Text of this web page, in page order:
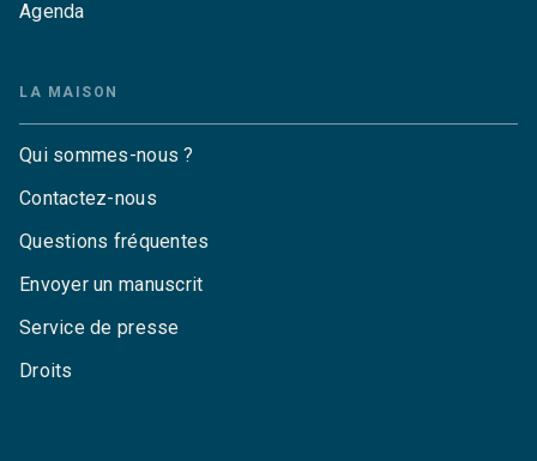
Agenda
LA MAISON
Qui sommes-nous ?
Contactez-nous
Questions fréquentes
Envoyer un manuscrit
Service de presse
Droits